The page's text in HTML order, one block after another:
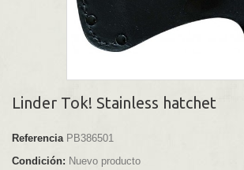
Linder Tok! Stainless hatchet
Referencia PB386501
Condición: Nuevo producto